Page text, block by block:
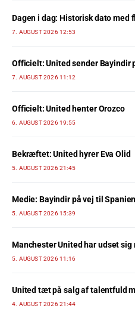
Dagen i dag: Historisk dato med
7. AUGUST 2026 12:53
Officielt: United sender Bayindir
7. AUGUST 2026 11:12
Officielt: United henter Orozco
6. AUGUST 2026 19:55
Bekræftet: United hyrer Eva Olid
5. AUGUST 2026 21:45
Medie: Bayindir på vej til Spanien
5. AUGUST 2026 15:39
Manchester United har udset
5. AUGUST 2026 11:16
United tæt på salg af talentfuld
4. AUGUST 2026 21:44